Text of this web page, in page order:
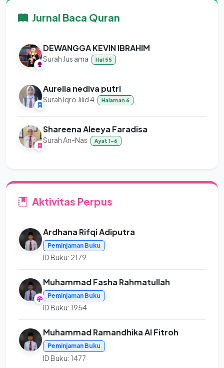
Jurnal Baca Quran
DEWANGGA KEVIN IBRAHIM
Surah Jus ama Hal 55
Aurelia nediva putri
Surah Iqro Jilid 4 Halaman 6
Shareena Aleeya Faradisa
Surah An-Nas Ayat 1-6
Aktivitas Perpus
Ardhana Rifqi Adiputra
Peminjaman Buku
ID Buku: 2179
Muhammad Fasha Rahmatullah
Peminjaman Buku
ID Buku: 1954
Muhammad Ramandhika Al Fitroh
Peminjaman Buku
ID Buku: 1477